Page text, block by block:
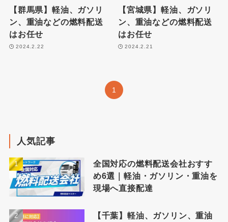
【群馬県】軽油、ガソリ
ン、重油などの燃料配送
はお任せ
2024.2.22
【宮城県】軽油、ガソリ
ン、重油などの燃料配送
はお任せ
2024.2.21
1
人気記事
全国対応の燃料配送会社おすす
め6選｜軽油・ガソリン・重油を
現場へ直接配達
【千葉】軽油、ガソリン、重油